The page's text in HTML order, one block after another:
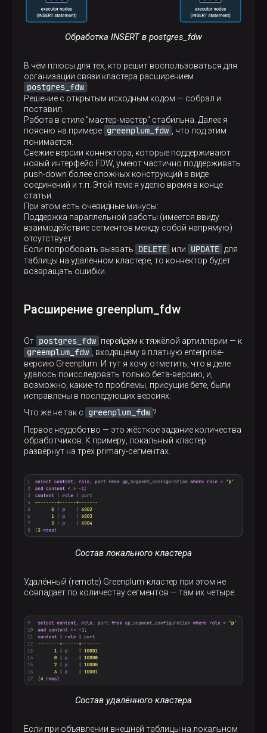
Обработка INSERT в postgres_fdw
В чём плюсы для тех, кто решит воспользоваться для
организации связи кластера расширением
postgres_fdw :
Решение с открытым исходным кодом — собрал и
поставил.
Работа в стиле "мастер-мастер" стабильна. Далее я
поясню на примере greenplum_fdw
, что под этим
понимается.
Свежие версии коннектора, которые поддерживают
новый интерфейс FDW, умеют частично поддерживать
push-down более сложных конструкций в виде
соединений и т.п. Этой теме я уделю время в конце
статьи.
При этом есть очевидные минусы:
Поддержка параллельной работы (имеется ввиду
взаимодействие сегментов между собой напрямую)
отсутствует.
Если попробовать вызвать
DELETE или UPDATE для
таблицы на удалённом кластере, то коннектор будет
возвращать ошибки.
Расширение greenplum_fdw
От postgres_fdw перейдём к тяжёлой артиллерии — к
greemplum_fdw
, входящему в платную enterprise-
версию Greenplum. И тут я хочу отметить, что в деле
удалось поисследовать только бета-версию, и,
возможно, какие-то проблемы, присущие бете, были
исправлены в последующих версиях.
Что же не так с
greenplum_fdw ?
Первое неудобство — это жёсткое задание количества
обработчиков. К примеру, локальный кластер
развёрнут на трех primary-сегментах.
Состав локального кластера
Удалённый (remote) Greenplum-кластер при этом не
совпадает по количеству сегментов — там их четыре.
Состав удалённого кластера
Если при объявлении внешней таблицы на локальном